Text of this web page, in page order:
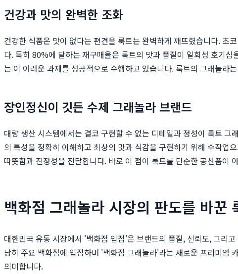
건강과 맛의 완벽한 조화
건강한 식품은 맛이 없다는 편견을 룩트는 완벽하게 깨뜨렸습니다. 초
다. 특히 80%에 달하는 재구매율은 룩트의 맛과 품질이 일회성 호기
는 이 어려운 과제를 성공적으로 수행하고 있습니다. 룩트의 그래놀라
장인정신이 깃든 수제 그래놀라 브랜드
대량 생산 시스템에서는 결코 구현할 수 없는 디테일과 정성이 룩트
의 특성을 정확히 이해하고 최상의 맛과 식감을 구현하기 위해 수작업
따뜻함과 진정성을 전달합니다. 바로 이 점이 룩트를 단순한 공산품이
백화점 그래놀라 시장의 판도를 바꾼
대한민국 유통 시장에서 '백화점 입점'은 브랜드의 품질, 신뢰도, 그리
당히 주요 백화점에 입점하며 '백화점 그래놀라'라는 새로운 프리미엄
의미합니다.